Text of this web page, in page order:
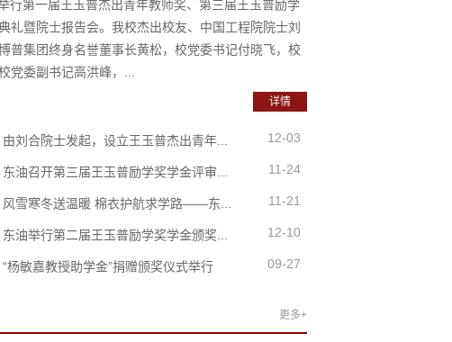
行第一届王玉普杰出青年教师奖、第三届王玉普励学
礼暨院士报告会。我校杰出校友、中国工程院院士刘
普集团终身名誉董事长黄松，校党委书记付晓飞，校
党委副书记高洪峰，...
详情
12-03
由刘合院士发起，设立王玉普杰出青年...
11-24
东油召开第三届王玉普励学奖学金评审...
11-21
风雪寒冬送温暖 棉衣护航求学路——东...
12-10
东油举行第二届王玉普励学奖学金颁奖...
09-27
“杨敏嘉教授助学金”捐赠颁奖仪式举行
更多+